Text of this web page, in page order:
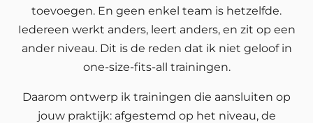
toevoegen. En geen enkel team is hetzelfde.
Iedereen werkt anders, leert anders, en zit op een
ander niveau. Dit is de reden dat ik niet geloof in
one-size-fits-all trainingen.
Daarom ontwerp ik trainingen die aansluiten op
jouw praktijk: afgestemd op het niveau, de